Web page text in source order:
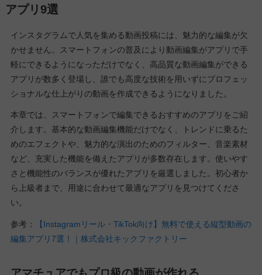
アプリ9選
インスタグラムで人気を集める動画投稿には、魅力的な編集が欠
かせません。スマートフォンの普及により動画編集がアプリで手
軽にできるようになっただけでなく、高品質な動画編集ができる
アプリが数多く登場し、誰でも高度な技術を用いずにプロフェッ
ショナルな仕上がりの動画を作成できるようになりました。
本章では、スマートフォンで編集できるおすすめのアプリをご紹
介します。基本的な動画編集機能だけでなく、トレンドに乗るた
めのエフェクトや、魅力的な演出のためのフィルター、音楽素材
など、充実した機能を備えたアプリが多数存在します。使いやす
さと機能性のバランスが優れたアプリを厳選しました。初心者か
ら上級者まで、用途に合わせて最適なアプリを見つけてくださ
い。
参考：
【Instagramリール・TikTok向け】無料で使える縦型動画の
編集アプリ7選！｜株式会社キックファクトリー